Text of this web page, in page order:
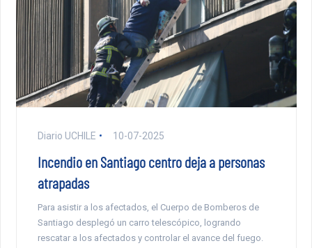
Diario UCHILE 10-07-2025
Incendio en Santiago centro deja a personas
atrapadas
Para asistir a los afectados, el Cuerpo de Bomberos de
Santiago desplegó un carro telescópico, logrando
rescatar a los afectados y controlar el avance del fuego.